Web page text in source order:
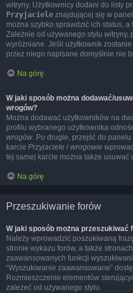
witryny. Użytkownicy dodani do listy
Przyjaciele znajdującej się w
można szybko sprawdzić ich status, a
Zależnie od używanego stylu witryny,
wyróżniane. Jeśli użytkownik
przez niego napisane domyślnie nie
Na górę
W jaki sposób można dodawać/
wrogów?
Można dodawać użytkowników na
profilu wybranego użytkownika
wrogów. Po drugie, przejść do
karcie Przyjaciele i wrogowie
tej samej karcie można także usuwać
Na górę
Przeszukiwanie forów
W jaki sposób można przeszukiwać
Należy wprowadzić poszukiwaną
stronie wykazu forów, a także
zaawansowanych funkcji
“Wyszukiwanie zaawansowane”
Rozmieszczenie elementów
zależeć od używanego stylu.